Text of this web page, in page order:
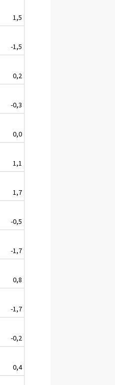
1,5
-1,5
0,2
-0,3
0,0
1,1
1,7
-0,5
-1,7
0,8
-1,7
-0,2
0,4